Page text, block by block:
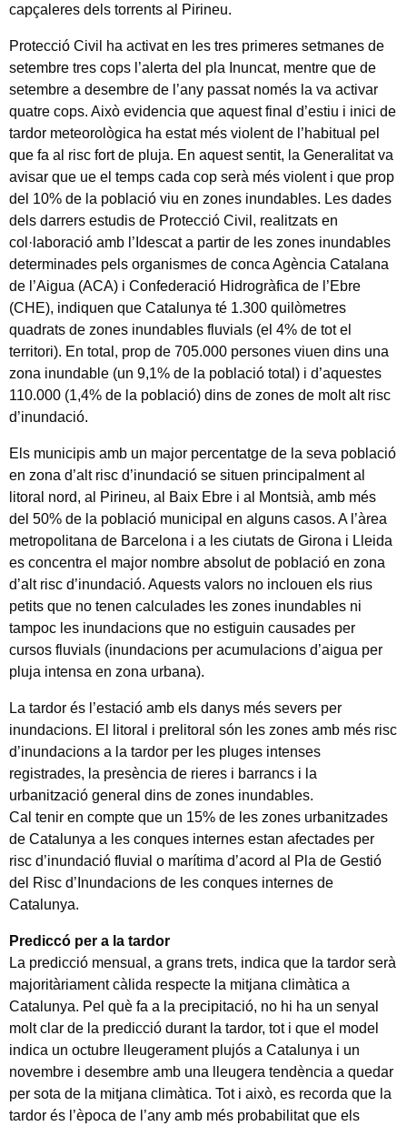
capçaleres dels torrents al Pirineu.
Protecció Civil ha activat en les tres primeres setmanes de
setembre tres cops l’alerta del pla Inuncat, mentre que de
setembre a desembre de l’any passat només la va activar
quatre cops. Això evidencia que aquest final d’estiu i inici de
tardor meteorològica ha estat més violent de l’habitual pel
que fa al risc fort de pluja. En aquest sentit, la Generalitat va
avisar que ue el temps cada cop serà més violent i que prop
del 10% de la població viu en zones inundables. Les dades
dels darrers estudis de Protecció Civil, realitzats en
col·laboració amb l’Idescat a partir de les zones inundables
determinades pels organismes de conca Agència Catalana
de l’Aigua (ACA) i Confederació Hidrogràfica de l’Ebre
(CHE), indiquen que Catalunya té 1.300 quilòmetres
quadrats de zones inundables fluvials (el 4% de tot el
territori). En total, prop de 705.000 persones viuen dins una
zona inundable (un 9,1% de la població total) i d’aquestes
110.000 (1,4% de la població) dins de zones de molt alt risc
d’inundació.
Els municipis amb un major percentatge de la seva població
en zona d’alt risc d’inundació se situen principalment al
litoral nord, al Pirineu, al Baix Ebre i al Montsià, amb més
del 50% de la població municipal en alguns casos. A l’àrea
metropolitana de Barcelona i a les ciutats de Girona i Lleida
es concentra el major nombre absolut de població en zona
d’alt risc d’inundació. Aquests valors no inclouen els rius
petits que no tenen calculades les zones inundables ni
tampoc les inundacions que no estiguin causades per
cursos fluvials (inundacions per acumulacions d’aigua per
pluja intensa en zona urbana).
La tardor és l’estació amb els danys més severs per
inundacions. El litoral i prelitoral són les zones amb més risc
d’inundacions a la tardor per les pluges intenses
registrades, la presència de rieres i barrancs i la
urbanització general dins de zones inundables.
Cal tenir en compte que un 15% de les zones urbanitzades
de Catalunya a les conques internes estan afectades per
risc d’inundació fluvial o marítima d’acord al Pla de Gestió
del Risc d’Inundacions de les conques internes de
Catalunya.
Prediccó per a la tardor
La predicció mensual, a grans trets, indica que la tardor serà
majoritàriament càlida respecte la mitjana climàtica a
Catalunya. Pel què fa a la precipitació, no hi ha un senyal
molt clar de la predicció durant la tardor, tot i que el model
indica un octubre lleugerament plujós a Catalunya i un
novembre i desembre amb una lleugera tendència a quedar
per sota de la mitjana climàtica. Tot i això, es recorda que la
tardor és l’època de l’any amb més probabilitat que els